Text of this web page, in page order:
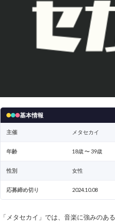
基本情報
主催 メタセカイ
年齢 18歳 〜 39歳
性別 女性
応募締め切り 2024.10.08
「メタセカイ」では、音楽に強みのあ